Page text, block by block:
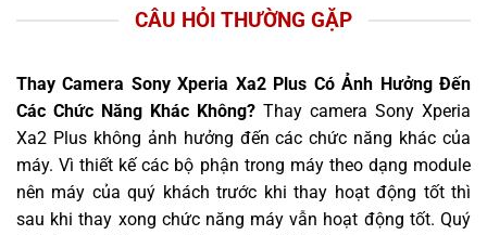
CÂU HỎI THƯỜNG GẶP
Thay Camera Sony Xperia Xa2 Plus Có Ảnh Hưởng Đến
Các Chức Năng Khác Không? Thay camera Sony Xperia
Xa2 Plus không ảnh hưởng đến các chức năng khác của
máy. Vì thiết kế các bộ phận trong máy theo dạng module
nên máy của quý khách trước khi thay hoạt động tốt thì
sau khi thay xong chức năng máy vẫn hoạt động tốt. Quý